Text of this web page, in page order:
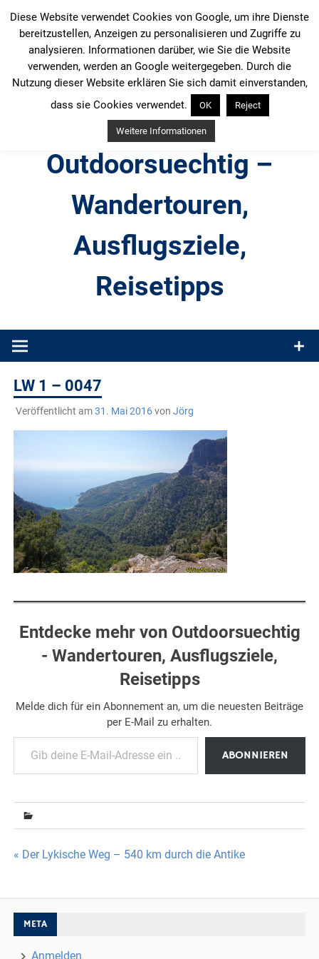
Inhalt
springen
Outdoorsuechtig –
Wandertouren,
Ausflugsziele,
Reisetipps
Produkttests und Buchrezensionen. Ein Blog für alle, die gern
LW 1 – 0047
Veröffentlicht am31. Mai 2016von Jörg
Entdecke mehr von Outdoorsuechtig
- Wandertouren, Ausflugsziele,
Reisetipps
Melde dich für ein Abonnement an, um die neuesten Beiträge
per E-Mail zu erhalten.
Gib deine E-Mail-Adresse ein ...
ABONNIEREN
Beitragsnavigation
« Der Lykische Weg – 540 km durch die Antike
META
Anmelden
Diese Website verwendet Cookies von Google, um ihre Dienste
bereitzustellen, Anzeigen zu personalisieren und Zugriffe zu
analysieren. Informationen darüber, wie Sie die Website
verwenden, werden an Google weitergegeben. Durch die
Nutzung dieser Website erklären Sie sich damit einverstanden,
dass sie Cookies verwendet.
OK Reject
Weitere Informationen